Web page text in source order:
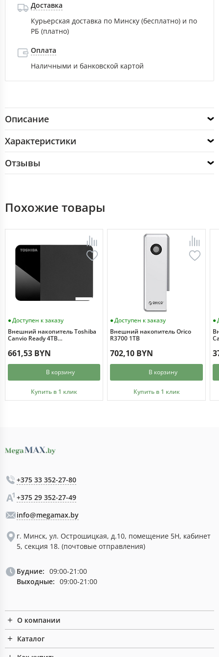
Доставка
Курьерская доставка по Минску (бесплатно) и по
РБ (платно)
Оплата
Наличными и банковской картой
Описание
Характеристики
Отзывы
Похожие товары
Доступен к заказу
Внешний накопитель Toshiba
Canvio Ready 4TB
661,53 BYN
В корзину
Купить в 1 клик
Доступен к заказу
Внешний накопитель Orico
R3700 1TB
702,10 BYN
В корзину
Купить в 1 клик
+375 33 352-27-80
+375 29 352-27-49
info@megamax.by
г. Минск, ул. Острошицкая, д.10, помещение 5Н, кабинет
5, секция 18. (почтовые отправления)
Будние: 09:00-21:00
Выходные: 09:00-21:00
О компании
Каталог